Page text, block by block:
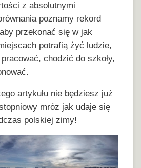
z absolutnymi
poznamy rekord
przekonać się w jak
potrafią żyć ludzie,
chodzić do szkoły,
artykułu nie będziesz już
mróz jak udaje się
polskiej zimy!